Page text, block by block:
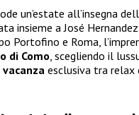
un’estate all’insegna
insieme a José
Portofino e Roma,
di Como , scegliendo il
vacanza esclusiva tra relax